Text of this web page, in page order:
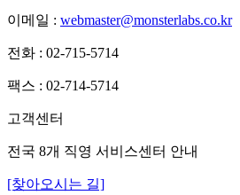
이메일 : webmaster@monsterlabs.co.kr
전화 : 02-715-5714
팩스 : 02-714-5714
고객센터
전국 8개 직영 서비스센터 안내
[찾아오시는 길]